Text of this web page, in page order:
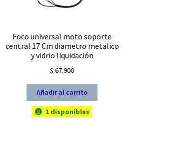
Foco universal moto soporte
central 17 Cm diametro metalico
y vidrio liquidación
$ 67.900
Añadir al carrito
1 disponibles